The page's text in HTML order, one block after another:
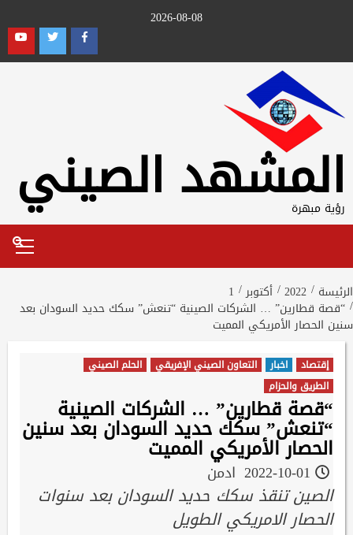
2026-08-08
Facebook
Twitter
المشهد الصيني
رؤية مبهرة
Primary
الرئيسة 2022 أكتوبر 1
“قصة قطارين” … الشركات الصينية “تنعش” سكك حديد السودان بعد
سنين الحصار الأمريكي المميت
إقتصاد اخبار التعاون الصيني الإفريقي
الحلم الصيني
الطريق والحزام
“قصة قطارين” … الشركات الصينية
“تنعش” سكك حديد السودان بعد سنين
الحصار الأمريكي المميت
ادمن
الصين تنقذ سكك حديد السودان بعد سنوات
الحصار الامريكي الطويل